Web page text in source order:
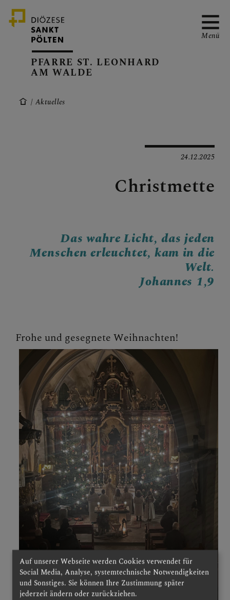
PFARRVERBAND-SEITE
KANZLEIZEITEN
PFARRKALENDER
GOTTESDIENSTORDNUN
G VERLAUTBARUNGEN
SONSTIGES
PFARRE ST. LEONHARD
AM WALDE
Menü
Aktuelles
24.12.2025
Christmette
Das wahre Licht, das jeden
Menschen erleuchtet, kam in die
Welt.
Johannes 1,9
Frohe und gesegnete Weihnachten!
Auf unserer Webseite werden Cookies verwendet für
Social Media, Analyse, systemtechnische Notwendigkeiten
und Sonstiges. Sie können Ihre Zustimmung später
jederzeit ändern oder zurückziehen.